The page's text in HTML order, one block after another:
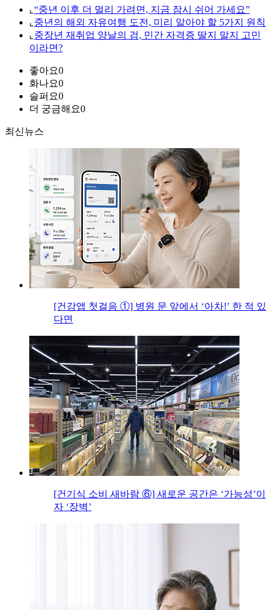
⌞ “중년 이후 더 멀리 가려면, 지금 잠시 쉬어 가세요”
⌞ 중년의 해외 자유여행 도전, 미리 알아야 할 5가지 원칙
⌞ 중장년 재취업 양날의 검, 민간 자격증 딸지 말지 고민
이라면?
좋아요0
화나요0
슬퍼요0
더 궁금해요0
최신뉴스
[건강앱 첫걸음 ①] 병원 문 앞에서 ‘아차!’ 한 적 있
다면
[건기식 소비 새바람 ⑥] 새로운 공간은 ‘가능성’이
자 ‘장벽’